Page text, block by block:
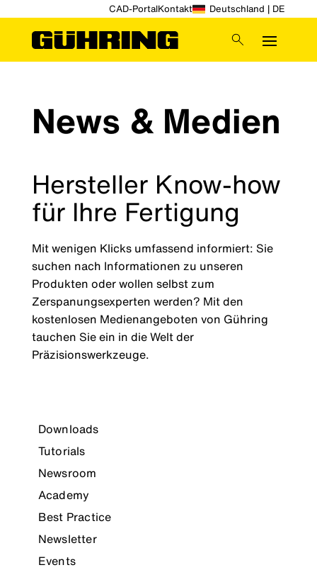
CAD-PortalKontakt Deutschland | DE
News & Medien
Hersteller Know-how
für Ihre Fertigung
Mit wenigen Klicks umfassend informiert: Sie
suchen nach Informationen zu unseren
Produkten oder wollen selbst zum
Zerspanungsexperten werden? Mit den
kostenlosen Medienangeboten von Gühring
tauchen Sie ein in die Welt der
Präzisionswerkzeuge.
Downloads
Tutorials
Newsroom
Academy
Best Practice
Newsletter
Events